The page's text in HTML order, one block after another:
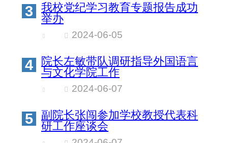
3
我校党纪学习教育专题报告成功
举办
2024-06-05
4
院长左敏带队调研指导外国语言
与文化学院工作
2024-06-07
5
副院长张闯参加学校教授代表科
研工作座谈会